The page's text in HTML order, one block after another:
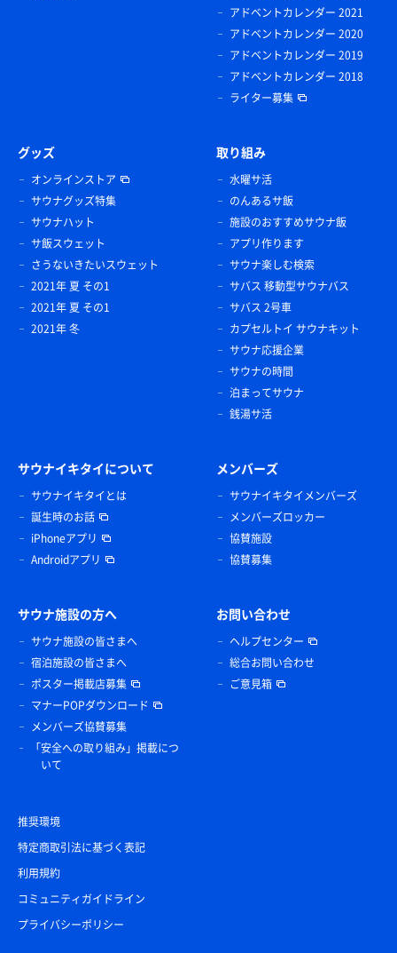
アドベントカレンダー 2021
アドベントカレンダー 2020
アドベントカレンダー 2019
アドベントカレンダー 2018
ライター募集
グッズ
オンラインストア
サウナグッズ特集
サウナハット
サ飯スウェット
さうないきたいスウェット
2021年 夏 その1
2021年 夏 その1
2021年 冬
取り組み
水曜サ活
のんあるサ飯
施設のおすすめサウナ飯
アプリ作ります
サウナ楽しむ検索
サバス 移動型サウナバス
サバス 2号車
カプセルトイ サウナキット
サウナ応援企業
サウナの時間
泊まってサウナ
銭湯サ活
サウナイキタイについて
サウナイキタイとは
誕生時のお話
iPhoneアプリ
Androidアプリ
メンバーズ
サウナイキタイメンバーズ
メンバーズロッカー
協賛施設
協賛募集
サウナ施設の方へ
サウナ施設の皆さまへ
宿泊施設の皆さまへ
ポスター掲載店募集
マナーPOPダウンロード
メンバーズ協賛募集
「安全への取り組み」掲載につ
いて
お問い合わせ
ヘルプセンター
総合お問い合わせ
ご意見箱
推奨環境
特定商取引法に基づく表記
利用規約
コミュニティガイドライン
プライバシーポリシー